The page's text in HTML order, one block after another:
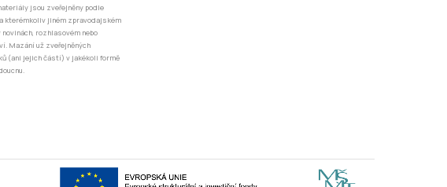
jsou zveřejněny podle
kterémkoliv jiném zpravodajském
rozhlasovém nebo
Mazání už zveřejněných
(ani jejich částí) v jakékoli formě